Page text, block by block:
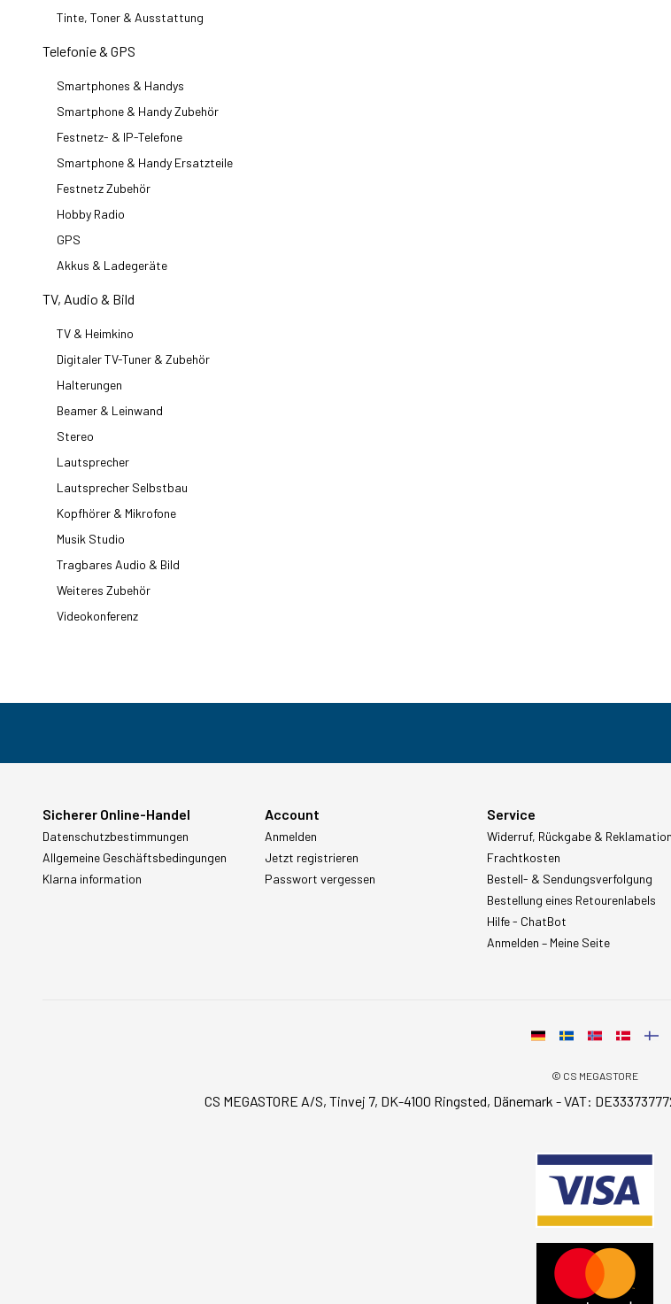
Tinte, Toner & Ausstattung
Telefonie & GPS
Smartphones & Handys
Smartphone & Handy Zubehör
Festnetz- & IP-Telefone
Smartphone & Handy Ersatzteile
Festnetz Zubehör
Hobby Radio
GPS
Akkus & Ladegeräte
TV, Audio & Bild
TV & Heimkino
Digitaler TV-Tuner & Zubehör
Halterungen
Beamer & Leinwand
Stereo
Lautsprecher
Lautsprecher Selbstbau
Kopfhörer & Mikrofone
Musik Studio
Tragbares Audio & Bild
Weiteres Zubehör
Videokonferenz
Sicherer Online-Handel
Datenschutzbestimmungen
Allgemeine Geschäftsbedingungen
Klarna information
Account
Anmelden
Jetzt registrieren
Passwort vergessen
Service
Widerruf, Rückgabe & Reklamation
Frachtkosten
Bestell- & Sendungsverfolgung
Bestellung eines Retourenlabels
Hilfe - ChatBot
Anmelden – Meine Seite
© CS MEGASTORE
CS MEGASTORE A/S, Tinvej 7, DK-4100 Ringsted, Dänemark - VAT: